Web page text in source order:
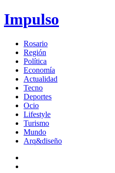
Impulso
Rosario
Región
Política
Economía
Actualidad
Tecno
Deportes
Ocio
Lifestyle
Turismo
Mundo
Arq&diseño